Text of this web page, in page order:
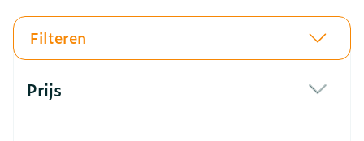
Filteren
Prijs